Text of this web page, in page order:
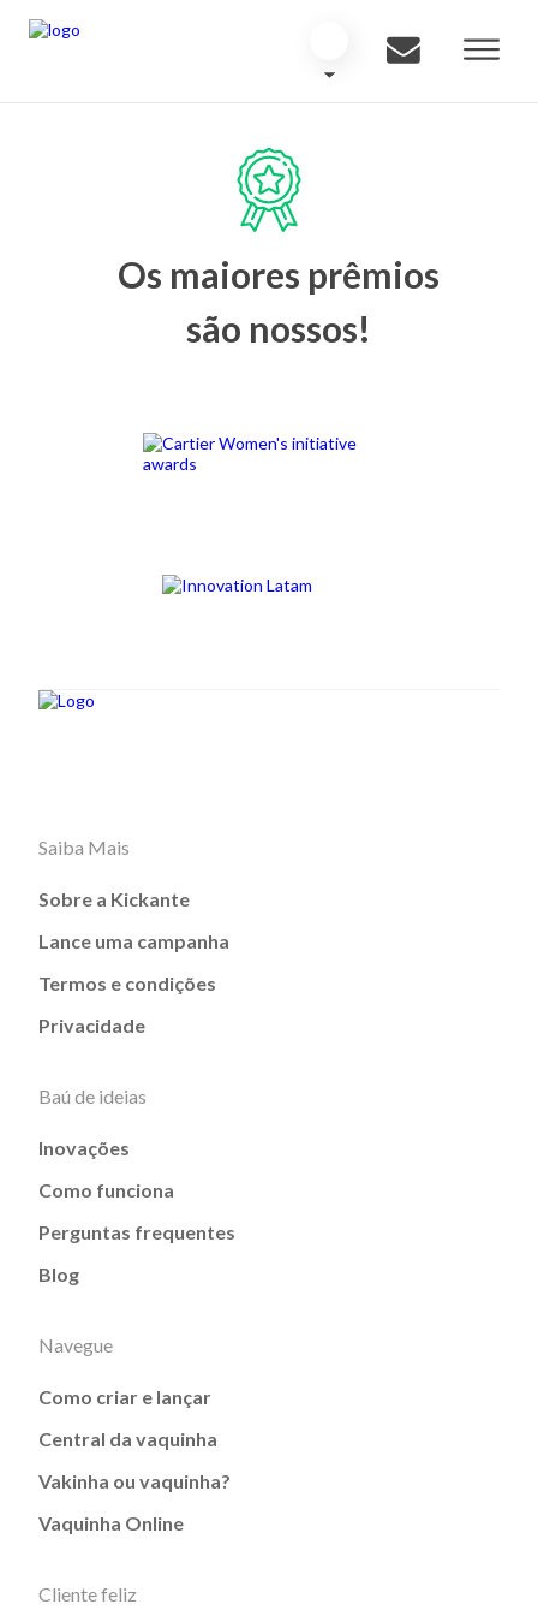
Os maiores prêmios
são nossos!
Saiba Mais
Sobre a Kickante
Lance uma campanha
Termos e condições
Privacidade
Baú de ideias
Inovações
Como funciona
Perguntas frequentes
Blog
Navegue
Como criar e lançar
Central da vaquinha
Vakinha ou vaquinha?
Vaquinha Online
Cliente feliz